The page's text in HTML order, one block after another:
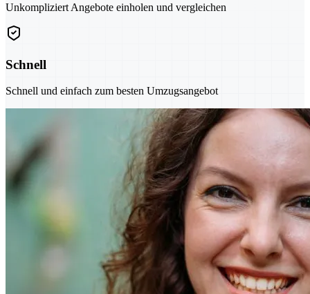
Unkompliziert Angebote einholen und vergleichen
Schnell
Schnell und einfach zum besten Umzugsangebot